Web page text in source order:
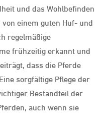
und das Wohlbefinden
einem guten Huf- und
regelmäßige
frühzeitig erkannt und
dass die Pferde
sorgfältige Pflege der
Bestandteil der
auch wenn sie